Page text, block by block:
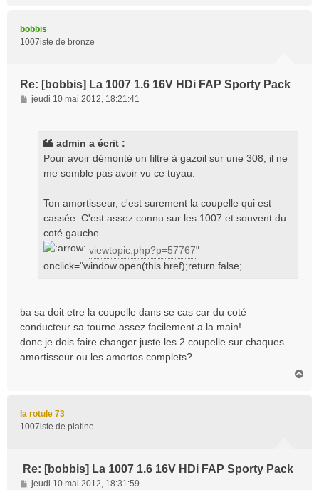
bobbis
1007iste de bronze
Re: [bobbis] La 1007 1.6 16V HDi FAP Sporty Pack
M
e
jeudi 10 mai 2012, 18:21:41
admin a écrit :
Pour avoir démonté un filtre à gazoil sur une 308, il ne
me semble pas avoir vu ce tuyau.
Ton amortisseur, c'est surement la coupelle qui est
cassée. C'est assez connu sur les 1007 et souvent du
coté gauche.
viewtopic.php?p=57767"
onclick="window.open(this.href);return false;
ba sa doit etre la coupelle dans se cas car du coté
conducteur sa tourne assez facilement a la main!
donc je dois faire changer juste les 2 coupelle sur chaques
amortisseur ou les amortos complets?
la rotule 73
1007iste de platine
Re: [bobbis] La 1007 1.6 16V HDi FAP Sporty Pack
M
jeudi 10 mai 2012, 18:31:59